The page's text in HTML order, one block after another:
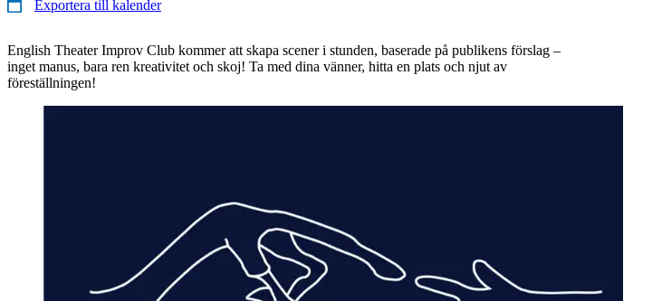
Exportera till kalender
English Theater Improv Club kommer att skapa scener i stunden, baserade på publikens förslag –
inget manus, bara ren kreativitet och skoj! Ta med dina vänner, hitta en plats och njut av
föreställningen!